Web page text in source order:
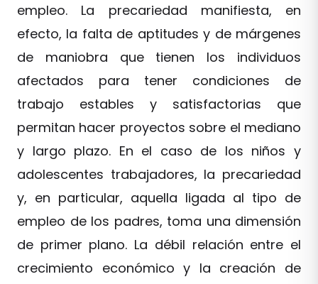
empleo. La precariedad manifiesta, en
efecto, la falta de aptitudes y de márgenes
de maniobra que tienen los individuos
afectados para tener condiciones de
trabajo estables y satisfactorias que
permitan hacer proyectos sobre el mediano
y largo plazo. En el caso de los niños y
adolescentes trabajadores, la precariedad
y, en particular, aquella ligada al tipo de
empleo de los padres, toma una dimensión
de primer plano. La débil relación entre el
crecimiento económico y la creación de